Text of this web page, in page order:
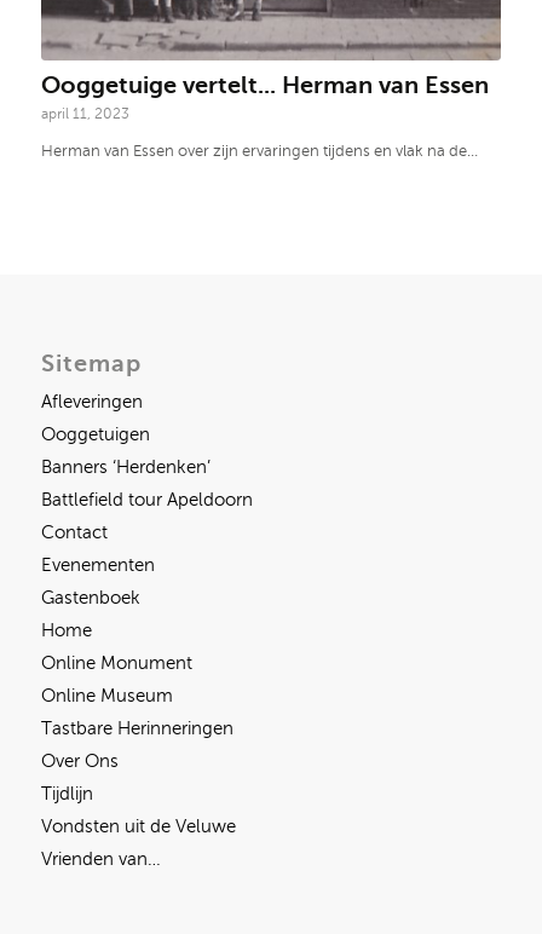
Ooggetuige vertelt... Herman van Essen
april 11, 2023
Herman van Essen over zijn ervaringen tijdens en vlak na de…
Sitemap
Afleveringen
Ooggetuigen
Banners ‘Herdenken’
Battlefield tour Apeldoorn
Contact
Evenementen
Gastenboek
Home
Online Monument
Online Museum
Tastbare Herinneringen
Over Ons
Tijdlijn
Vondsten uit de Veluwe
Vrienden van…